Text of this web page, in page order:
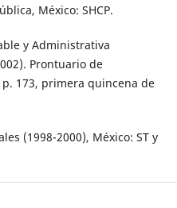
México: SHCP.
y Administrativa
Prontuario de
173, primera quincena de
(1998-2000), México: ST y